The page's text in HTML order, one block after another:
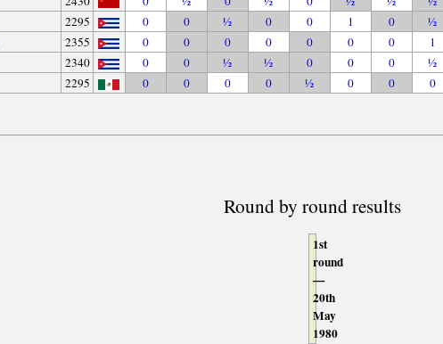
2295 0 0 ½ 0 0 1 0 ½
2355 0 0 0 0 0 0 0 1
2340 0 0 ½ ½ 0 0 0 ½
2295 0 0 0 0 ½ 0 0 0
Round by round results
1st
round
—
20th
May
1980